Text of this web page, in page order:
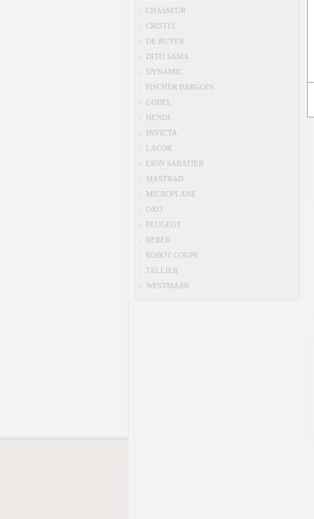
CHASSEUR
CRISTEL
DE BUYER
DITO SAMA
DYNAMIC
FISCHER BARGOIN
GOBEL
HENDI
INVICTA
LACOR
LION SABATIER
MASTRAD
MICROPLANE
OXO
PEUGEOT
REBER
ROBOT COUPE
TELLIER
WESTMARK